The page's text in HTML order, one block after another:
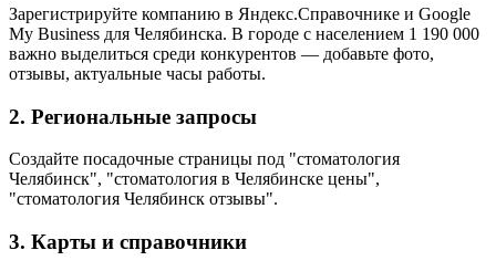
Зарегистрируйте компанию в Яндекс.Справочнике и Google
My Business для Челябинска. В городе с населением 1 190 000
важно выделиться среди конкурентов — добавьте фото,
отзывы, актуальные часы работы.
2. Региональные запросы
Создайте посадочные страницы под "стоматология
Челябинск", "стоматология в Челябинске цены",
"стоматология Челябинск отзывы".
3. Карты и справочники